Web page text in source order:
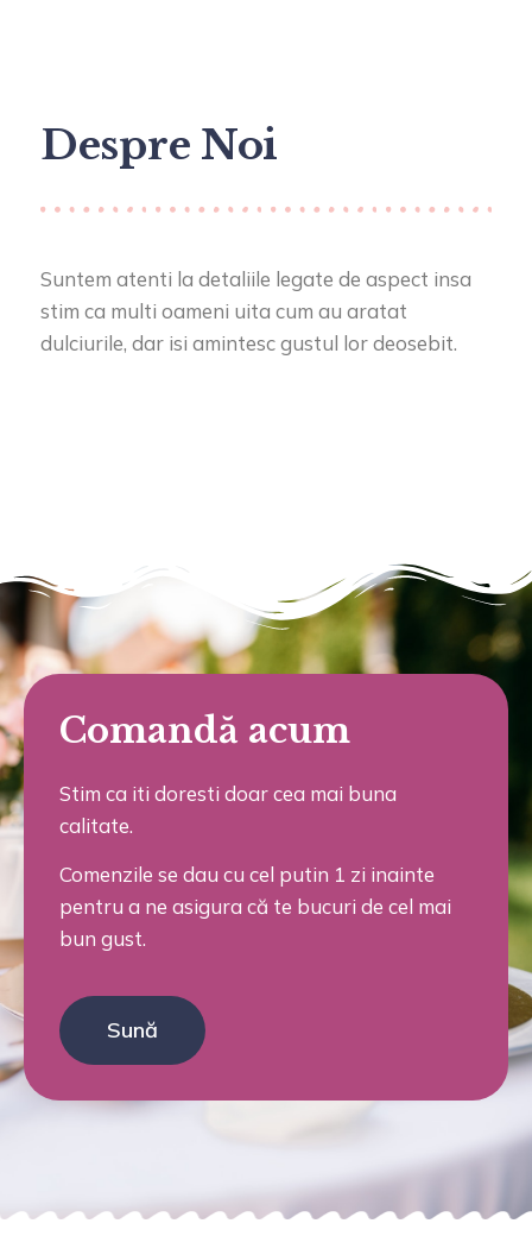
Despre Noi
Suntem atenti la detaliile legate de aspect insa
stim ca multi oameni uita cum au aratat
dulciurile, dar isi amintesc gustul lor deosebit.
Comandă acum
Stim ca iti doresti doar cea mai buna
calitate.
Comenzile se dau cu cel putin 1 zi inainte
pentru a ne asigura că te bucuri de cel mai
bun gust.
Sună